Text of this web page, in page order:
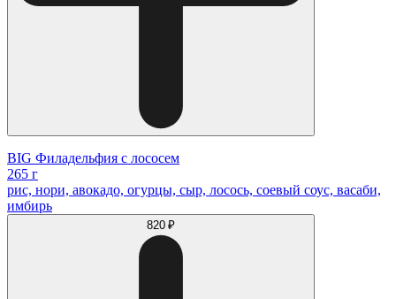
BIG Филадельфия с лососем
265 г
рис, нори, авокадо, огурцы, сыр, лосось, соевый соус, васаби,
имбирь
820 ₽